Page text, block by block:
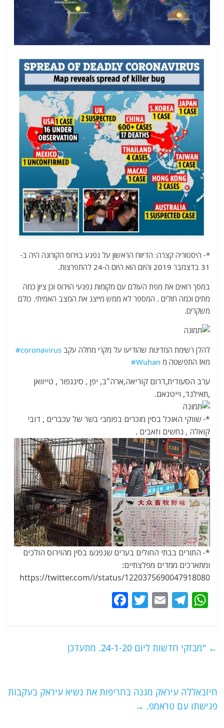
*- היסטוריה קצרה: הדיווח הראשון על נפגע בוירוס הקורונה היה ב-
31 בדצמבר 2019 והיום הוא היום ה-24 להתפרצות.
במסך רואים את מפת העולם עם מקומות נפגעי הוירוס וכן ציון כמה
מתים וכמה חולים . המספר לא ממש מייצג את המצב האמיתי. כולם
משקרים.
להלן רשימת המדינות שהודיעו על מקרי מחלה עקב#coronavirus
מאז התפשטה מ #Wuhan
ערב הסעודית,דרום קוריאה,ארה"ב, יפן , סינגפור , טייוואן
,תאילנד, וייטנאם.
*- שווקי האוכל בסין מוכרים בפומבי בשר של עכברים , דובי
קואלה , נחשים וזאבים .
*- התורים בבתי החולים בערים שנפגעו בסין מהוירוס הולכים
ומתארכים ממדים מפלצתיים:
https://twitter.com/i/status/1220375690047918080
W
s
p
T
g
E
l
T
er
e
o
← "מבזקי חדשות ליום 24-1-20. מתעדכן
חיזבאללה עיראק מגנה בחריפות את נשיא עיראק בעקבות
פגישתו עם טראמפ. →